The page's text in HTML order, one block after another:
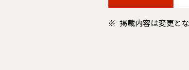
掲載内容は変更と